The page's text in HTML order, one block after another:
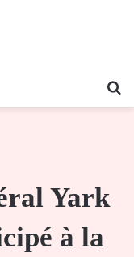
Yark
à la